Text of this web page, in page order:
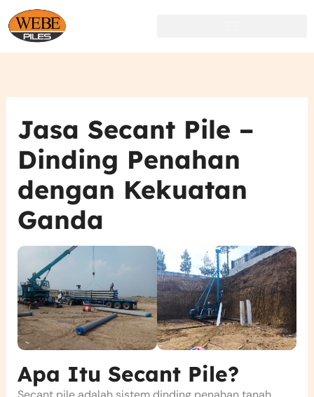
Lewati
ke
konten
Jasa Secant Pile –
Dinding Penahan
dengan Kekuatan
Ganda
Apa Itu Secant Pile?